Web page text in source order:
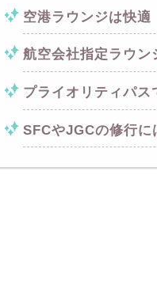
空港ラウンジは快適
航空会社指定ラウン
プライオリティパス
SFCやJGCの修行に